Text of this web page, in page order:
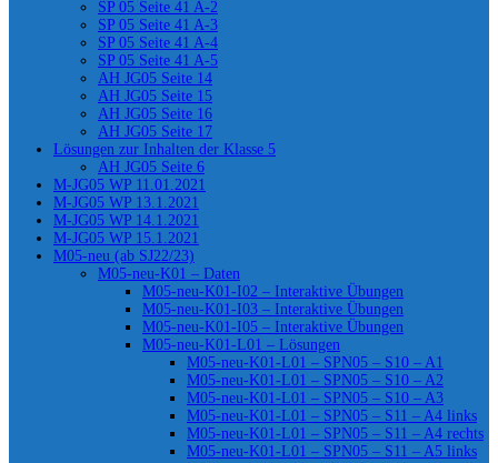
SP 05 Seite 41 A-2
SP 05 Seite 41 A-3
SP 05 Seite 41 A-4
SP 05 Seite 41 A-5
AH JG05 Seite 14
AH JG05 Seite 15
AH JG05 Seite 16
AH JG05 Seite 17
Lösungen zur Inhalten der Klasse 5
AH JG05 Seite 6
M-JG05 WP 11.01.2021
M-JG05 WP 13.1.2021
M-JG05 WP 14.1.2021
M-JG05 WP 15.1.2021
M05-neu (ab SJ22/23)
M05-neu-K01 – Daten
M05-neu-K01-I02 – Interaktive Übungen
M05-neu-K01-I03 – Interaktive Übungen
M05-neu-K01-I05 – Interaktive Übungen
M05-neu-K01-L01 – Lösungen
M05-neu-K01-L01 – SPN05 – S10 – A1
M05-neu-K01-L01 – SPN05 – S10 – A2
M05-neu-K01-L01 – SPN05 – S10 – A3
M05-neu-K01-L01 – SPN05 – S11 – A4 links
M05-neu-K01-L01 – SPN05 – S11 – A4 rechts
M05-neu-K01-L01 – SPN05 – S11 – A5 links